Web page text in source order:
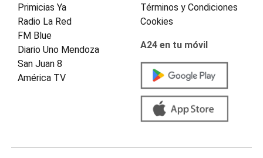
Primicias Ya
Radio La Red
FM Blue
Diario Uno Mendoza
San Juan 8
América TV
Términos y Condiciones
Cookies
A24 en tu móvil